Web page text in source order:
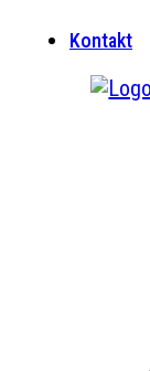
Kontakt